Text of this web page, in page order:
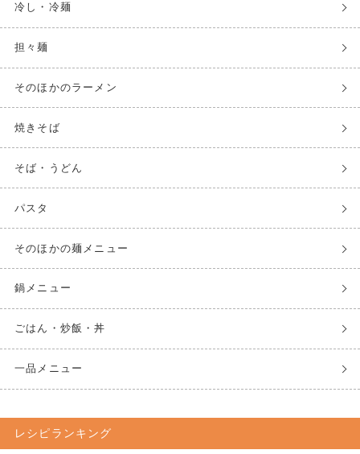
冷し・冷麺
担々麺
そのほかのラーメン
焼きそば
そば・うどん
パスタ
そのほかの麺メニュー
鍋メニュー
ごはん・炒飯・丼
一品メニュー
レシピランキング